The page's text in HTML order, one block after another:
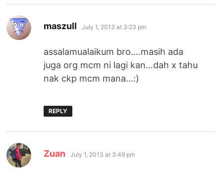
maszull says:
July 1, 2013 at 3:23 pm
assalamualaikum bro….masih ada
juga org mcm ni lagi kan…dah x tahu
nak ckp mcm mana…:)
REPLY
Zuan says:
July 1, 2013 at 3:49 pm